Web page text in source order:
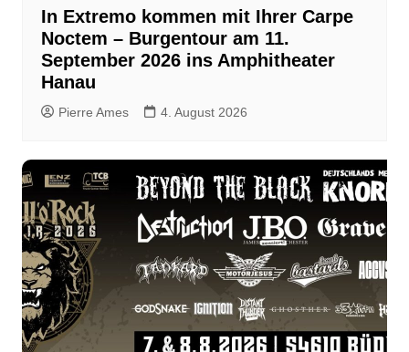
In Extremo kommen mit Ihrer Carpe
Noctem – Burgentour am 11.
September 2026 ins Amphitheater
Hanau
Pierre Ames 4. August 2026